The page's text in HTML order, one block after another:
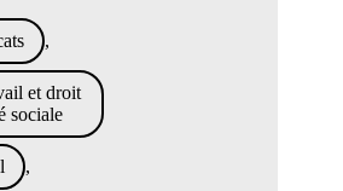
,
et droit
sociale
,